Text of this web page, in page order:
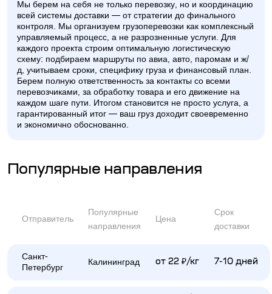
Мы берем на себя не только перевозку, но и координацию
всей системы доставки — от стратегии до финального
контроля. Мы организуем грузоперевозки как комплексный
управляемый процесс, а не разрозненные услуги. Для
каждого проекта строим оптимальную логистическую
схему: подбираем маршруты по авиа, авто, паромам и ж/
д, учитываем сроки, специфику груза и финансовый план.
Берем полную ответственность за контакты со всеми
перевозчиками, за обработку товара и его движение на
каждом шаге пути. Итогом становится не просто услуга, а
гарантированный итог — ваш груз доходит своевременно
и экономично обоснованно.
Популярные направления
Отправитель
Популярные
направления
Цена
Срок
доставки
Санкт-
Петербург
Калининград от 22 ₽/кг 7-10 дней